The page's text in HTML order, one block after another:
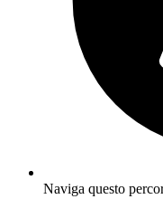
Naviga questo